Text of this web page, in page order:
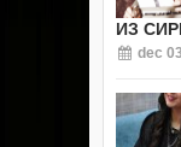
ИЗ
dec